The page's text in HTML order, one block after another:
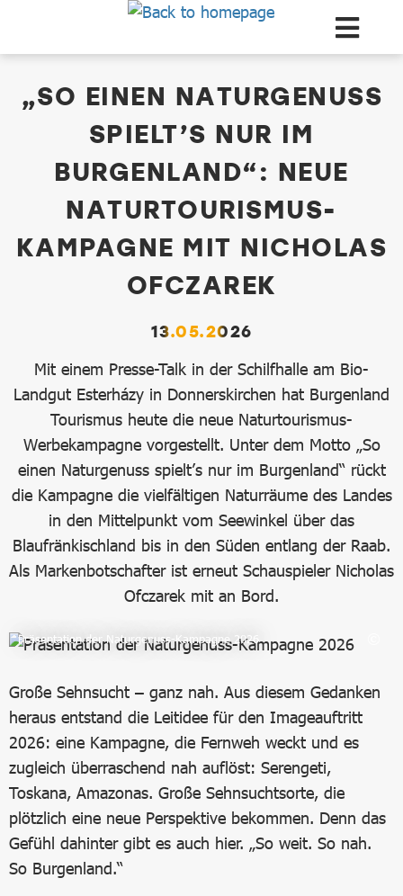
Zum Hauptinhalt springen
„SO EINEN NATURGENUSS
SPIELT’S NUR IM
BURGENLAND“: NEUE
NATURTOURISMUS-
KAMPAGNE MIT NICHOLAS
OFCZAREK
13.05.2026
Mit einem Presse-Talk in der Schilfhalle am Bio-
Landgut Esterházy in Donnerskirchen hat Burgenland
Tourismus heute die neue Naturtourismus-
Werbekampagne vorgestellt. Unter dem Motto „So
einen Naturgenuss spielt’s nur im Burgenland“ rückt
die Kampagne die vielfältigen Naturräume des Landes
in den Mittelpunkt vom Seewinkel über das
Blaufränkischland bis in den Süden entlang der Raab.
Als Markenbotschafter ist erneut Schauspieler Nicholas
Ofczarek mit an Bord.
Präsentation der Naturgenuss-Kampagne 2026
Große Sehnsucht – ganz nah. Aus diesem Gedanken
heraus entstand die Leitidee für den Imageauftritt
2026: eine Kampagne, die Fernweh weckt und es
zugleich überraschend nah auflöst: Serengeti,
Toskana, Amazonas. Große Sehnsuchtsorte, die
plötzlich eine neue Perspektive bekommen. Denn das
Gefühl dahinter gibt es auch hier. „So weit. So nah.
So Burgenland.“